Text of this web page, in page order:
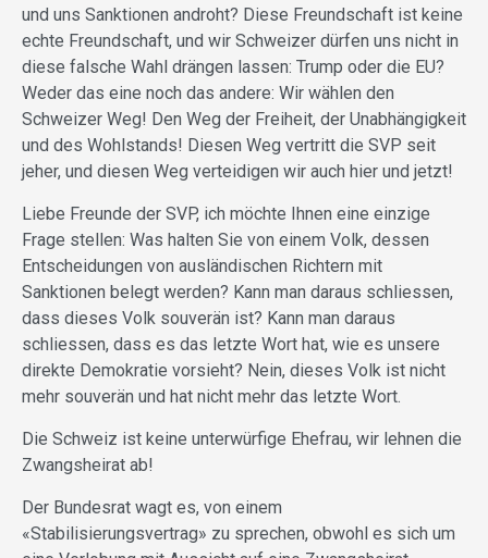
und uns Sanktionen androht? Diese Freundschaft ist keine
echte Freundschaft, und wir Schweizer dürfen uns nicht in
diese falsche Wahl drängen lassen: Trump oder die EU?
Weder das eine noch das andere: Wir wählen den
Schweizer Weg! Den Weg der Freiheit, der Unabhängigkeit
und des Wohlstands! Diesen Weg vertritt die SVP seit
jeher, und diesen Weg verteidigen wir auch hier und jetzt!
Liebe Freunde der SVP, ich möchte Ihnen eine einzige
Frage stellen: Was halten Sie von einem Volk, dessen
Entscheidungen von ausländischen Richtern mit
Sanktionen belegt werden? Kann man daraus schliessen,
dass dieses Volk souverän ist? Kann man daraus
schliessen, dass es das letzte Wort hat, wie es unsere
direkte Demokratie vorsieht? Nein, dieses Volk ist nicht
mehr souverän und hat nicht mehr das letzte Wort.
Die Schweiz ist keine unterwürfige Ehefrau, wir lehnen die
Zwangsheirat ab!
Der Bundesrat wagt es, von einem
«Stabilisierungsvertrag» zu sprechen, obwohl es sich um